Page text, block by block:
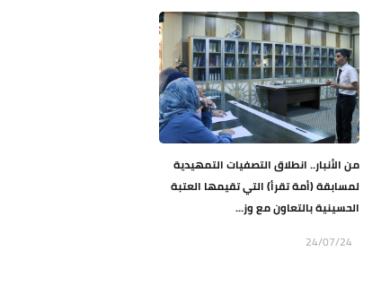
من الأنبار.. انطلاق التصفيات التمهيدية
لمسابقة (أمة تقرأ) التي تقيمها العتبة
الحسينية بالتعاون مع وز...
24/07/24